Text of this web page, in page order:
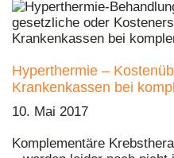
Hyperthermie –
Krankenkassen bei
10. Mai 2017
Komplementäre